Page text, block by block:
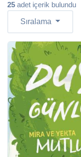
25 adet içerik bulundu
Sıralama